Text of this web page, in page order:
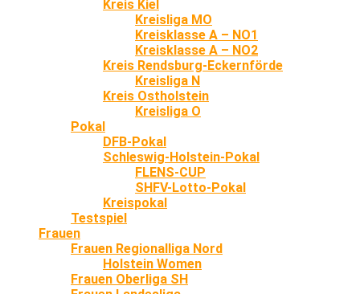
Kreis Kiel
Kreisliga MO
Kreisklasse A – NO1
Kreisklasse A – NO2
Kreis Rendsburg-Eckernförde
Kreisliga N
Kreis Ostholstein
Kreisliga O
Pokal
DFB-Pokal
Schleswig-Holstein-Pokal
FLENS-CUP
SHFV-Lotto-Pokal
Kreispokal
Testspiel
Frauen
Frauen Regionalliga Nord
Holstein Women
Frauen Oberliga SH